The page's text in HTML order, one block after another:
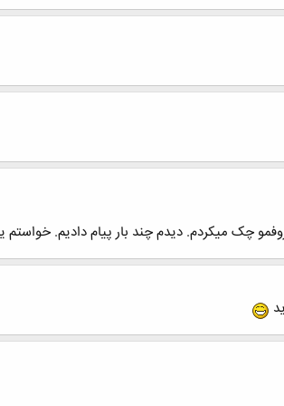
چک میکردم. دیدم چند بار پیام دادیم. خواستم